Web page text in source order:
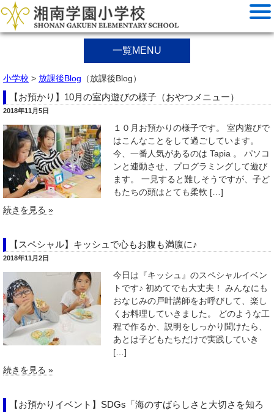
一覧MENU
小学校 > 放課後Blog （放課後Blog）
【お預かり】10月の室内遊びの様子（おやつメニュー）
2018年11月5日
１０月お預かりの様子です。 室内遊びで
はこんなことをして過ごしています。
今、一番人気があるのは Tapia 。 パソコ
ンと連動させ、プログラミングして遊び
ます。 一見すると難しそうですが、子ど
もたちの頭はとても柔軟 […]
続きを見る »
【スペシャル】キッシュで心もお腹も満腹に♪
2018年11月2日
今日は『キッシュ』のスペシャルイベン
トです♪ 初めてでも大丈夫！ みんなにも
おなじみの戸叶講師をお呼びして、楽し
くお料理していきました。 どのような工
程で作るか、説明をしっかり聞けたら、
あとは子どもたちだけで実践していき
[…]
続きを見る »
【お預かりイベント】SDGs「海のすばらしさと大切さを知ろ